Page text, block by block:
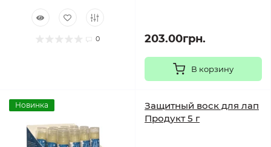
0 203.00грн.
В корзину
Новинка
Защитный воск для лап
Продукт 5 г